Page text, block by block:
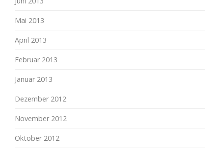
Mai 2013
April 2013
Februar 2013
Januar 2013
Dezember 2012
November 2012
Oktober 2012